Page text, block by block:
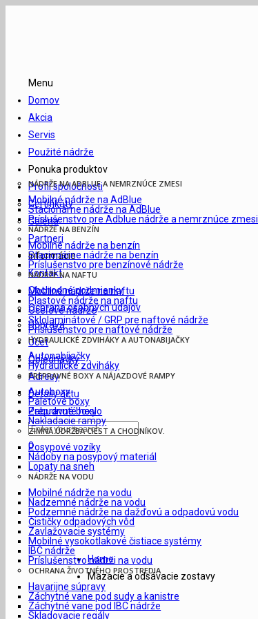
Menu
Domov
Akcia
Servis
Použité nádrže
Ponuka produktov
NÁDRŽE NA ADBLUE A NEMRZNÚCE ZMESI
Mobilné nádrže na AdBlue
Stacionárne nádrže na AdBlue
Príslušenstvo pre Adblue nádrže a nemrznúce zmesi
NÁDRŽE NA BENZÍN
Mobilné nádrže na benzín
Stacionárne nádrže na benzín
Príslušenstvo pre benzínové nádrže
NÁDRŽE NA NAFTU
Mobilné nádrže na naftu
Plastové nádrže na naftu
Oceľové nádrže
Sklolaminátové / GRP pre naftové nádrže
Príslušenstvo pre naftové nádrže
HYDRAULICKÉ ZDVIHÁKY A AUTONABIJAČKY
Autonabíjačky
Hydraulické zdviháky
PREPRAVNÉ BOXY A NÁJAZDOVÉ RAMPY
Autoboxy
Paletové boxy
Prepravné boxy
Nakladacie rampy
ZIMNÁ ÚDRŽBA CIEST A CHODNÍKOV.
Posypové vozíky
Nádoby na posypový materiál
Lopaty na sneh
NÁDRŽE NA VODU
Mobilné nádrže na vodu
Nadzemné nádrže na vodu
Podzemné nádrže na dažďovú a odpadovú vodu
Čističky odpadových vôd
Zavlažovacie systémy
Mobilné vysokotlakové čistiace systémy
IBC nádrže
Príslušenstvo nádrži na vodu
OCHRANA ŽIVOTNÉHO PROSTREDIA
Havarijne súpravy
Záchytné vane pod sudy a kanistre
Záchytné vane pod IBC nádrže
Skladovacie regály
Profil spoločnosti
Certifikáty
Galéria
Partneri
Informácie
Kontakt
Obchodné podmienky
Ochrana osobných údajov
Doprava
Účet
Objednávky
Adresy
Detaily účtu
Zabudnuté heslo
0
Home
Mazacie a odsávacie zostavy